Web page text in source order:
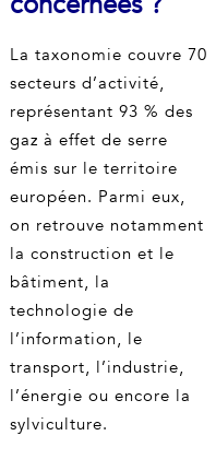
La taxonomie couvre 70
secteurs d’activité,
représentant 93 % des
gaz à effet de serre
émis sur le territoire
européen. Parmi eux,
on retrouve notamment
la construction et le
bâtiment, la
technologie de
l’information, le
transport, l’industrie,
l’énergie ou encore la
sylviculture.